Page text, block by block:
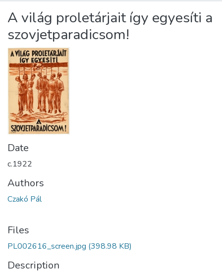
About us
A világ proletárjait így egyesíti a
szovjetparadicsom!
Date
c.1922
Authors
Czakó Pál
Files
PL002616_screen.jpg (398.98 KB)
Description